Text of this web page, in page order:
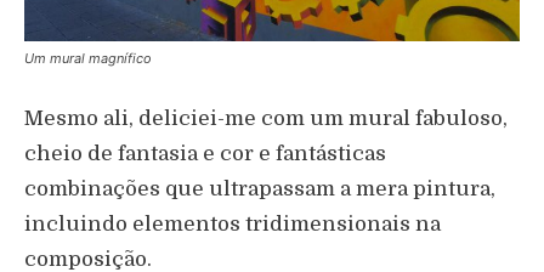
Um mural magnífico
Mesmo ali, deliciei-me com um mural fabuloso,
cheio de fantasia e cor e fantásticas
combinações que ultrapassam a mera pintura,
incluindo elementos tridimensionais na
composição.